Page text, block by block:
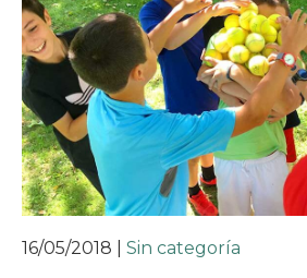
16/05/2018 Sin categoría